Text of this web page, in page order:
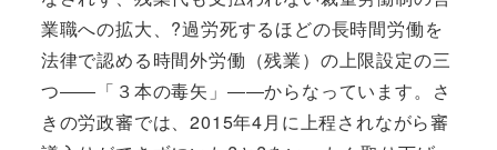
業職への拡大、?過労死するほどの長時間労働を
法律で認める時間外労働（残業）の上限設定の三
つ――「３本の毒矢」――からなっています。さ
きの労政審では、2015年4月に上程されながら審